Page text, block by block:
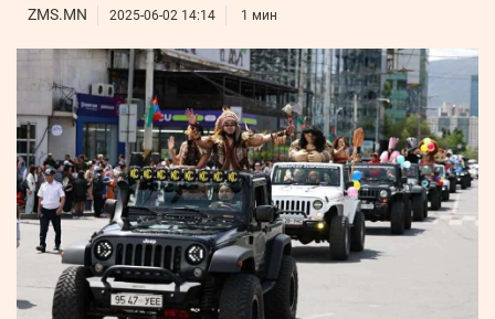
Бүртгүүлэх
Нэвтрэх
Бизнес
Leaderships
forum
ФОТО
УРЛАГ
ТӨВ
ZUUNII
MEDEE
WEEKLY
ZMS.MN 2025-06-02 14:14 1 мин